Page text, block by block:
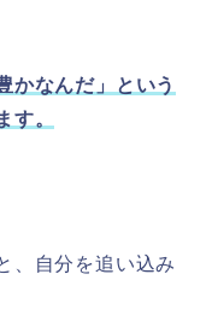
かなんだ」という
す。
、自分を追い込み